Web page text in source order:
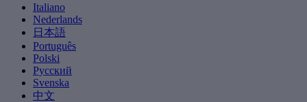
Italiano
Nederlands
日本語
Português
Polski
Русский
Svenska
中文